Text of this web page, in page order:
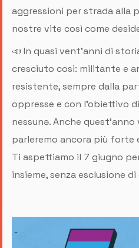
aggressioni per strada alla
nostre vite così come
📣 In quasi vent’anni di
cresciuto così: militante e
resistente, sempre dalla
oppresse e con l’obiettivo
nessunə. Anche
parleremo ancora più forte
Ti aspettiamo il 7 giugno
insieme, senza esclusione